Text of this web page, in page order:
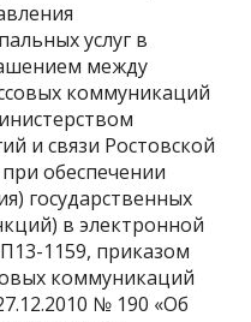
услуг в
между
коммуникаций
и связи Ростовской
обеспечении
государственных
в электронной
1159, приказом
коммуникаций
№ 190 «Об